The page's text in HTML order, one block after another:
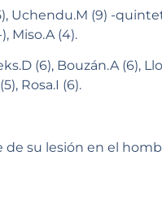
Uchendu.M (9) -
Miso.A (4).
(6), Bouzán.A (6),
Rosa.I (6).
su lesión en el